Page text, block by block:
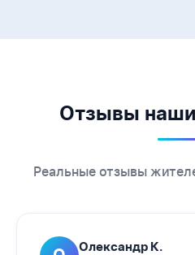
Отзывы
Реальные отзывы
Олександр К.